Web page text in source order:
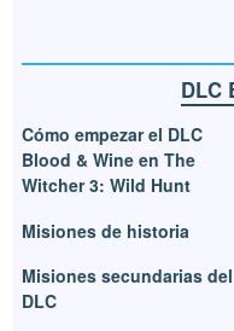
DLC
Cómo empezar el DLC
Blood & Wine en The
Witcher 3: Wild Hunt
Misiones de historia
Misiones secundarias del
DLC